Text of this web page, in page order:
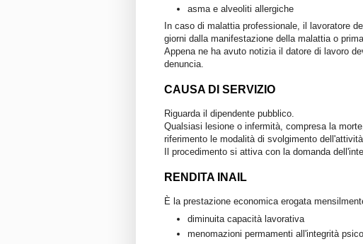
asma e alveoliti allergiche
In caso di malattia professionale, il lavoratore
giorni dalla manifestazione della malattia o
Appena ne ha avuto notizia il datore di lavoro
denuncia.
CAUSA DI SERVIZIO
Riguarda il dipendente pubblico.
Qualsiasi lesione o infermità, compresa la
riferimento le modalità di svolgimento
Il procedimento si attiva con la domanda
RENDITA INAIL
È la prestazione economica erogata
diminuita capacità lavorativa
menomazioni permamenti all'integrità